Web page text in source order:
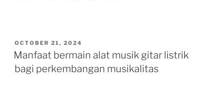
POSTED
ON
OCTOBER 21, 2024
Manfaat bermain alat musik gitar listrik
bagi perkembangan musikalitas